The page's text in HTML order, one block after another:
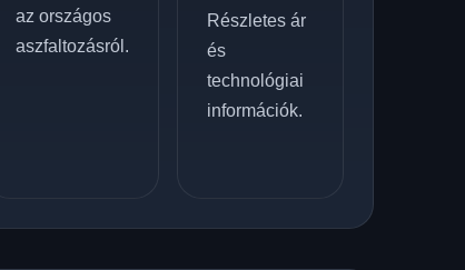
az országos
aszfaltozásról.
Részletes ár
és
technológiai
információk.